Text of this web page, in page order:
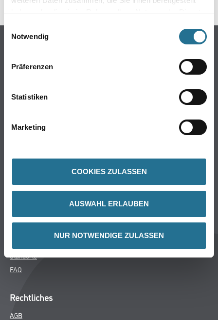
haben oder die sie im Rahmen Ihrer Nutzung der Dienste
Einwilligungsauswahl
Notwendig
Präferenzen
Statistiken
Marketing
COOKIES ZULASSEN
AUSWAHL ERLAUBEN
NUR NOTWENDIGE ZULASSEN
Online-Shop
Putze- und Spachtelmassen
Wand- & Deckenbeläge
Winkler & Gräbner
Services
Standorte
FAQ
Rechtliches
AGB